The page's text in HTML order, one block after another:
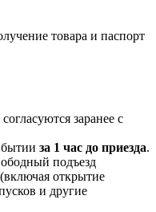
товара и паспорт
заранее с
за 1 час до приезда.
подъезд
открытие
и другие